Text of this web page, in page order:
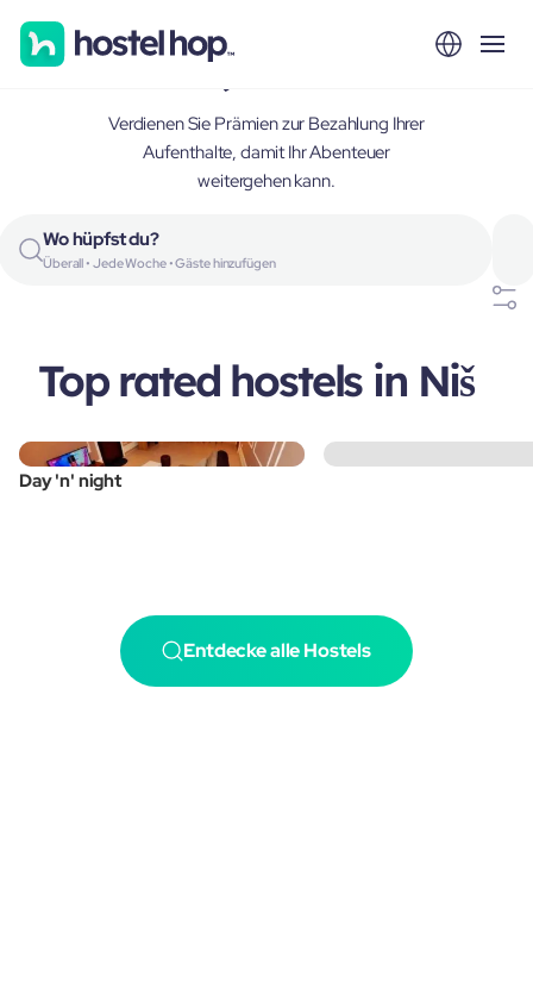
Niš, Serbia
Verdienen Sie Prämien zur Bezahlung Ihrer
Aufenthalte, damit Ihr Abenteuer
weitergehen kann.
Wo hüpfst du?
Überall • Jede Woche • Gäste hinzufügen
Top rated hostels in Niš
Day 'n' night
Entdecke alle Hostels